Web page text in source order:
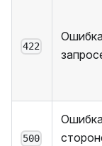
422
500